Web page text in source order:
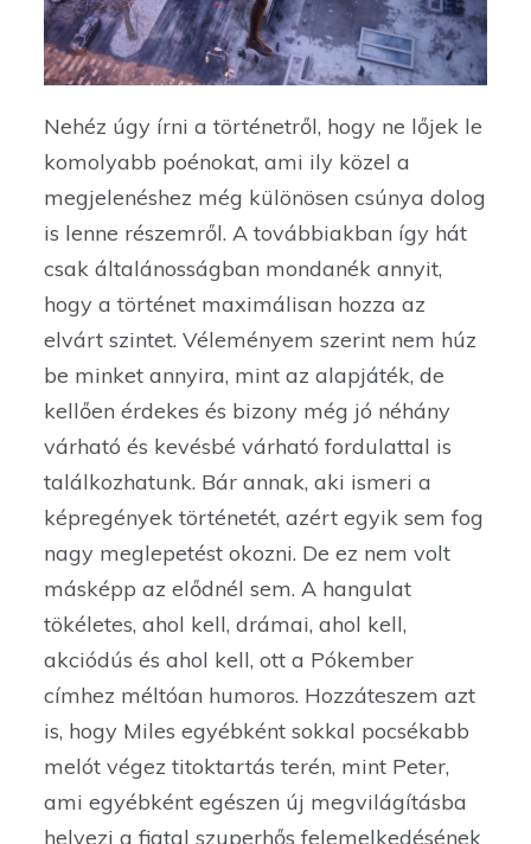
Nehéz úgy írni a történetről, hogy ne lőjek le
komolyabb poénokat, ami ily közel a
megjelenéshez még különösen csúnya dolog
is lenne részemről. A továbbiakban így hát
csak általánosságban mondanék annyit,
hogy a történet maximálisan hozza az
elvárt szintet. Véleményem szerint nem húz
be minket annyira, mint az alapjáték, de
kellően érdekes és bizony még jó néhány
várható és kevésbé várható fordulattal is
találkozhatunk. Bár annak, aki ismeri a
képregények történetét, azért egyik sem fog
nagy meglepetést okozni. De ez nem volt
másképp az elődnél sem. A hangulat
tökéletes, ahol kell, drámai, ahol kell,
akciódús és ahol kell, ott a Pókember
címhez méltóan humoros. Hozzáteszem azt
is, hogy Miles egyébként sokkal pocsékabb
melót végez titoktartás terén, mint Peter,
ami egyébként egészen új megvilágításba
helyezi a fiatal szuperhős felemelkedésének